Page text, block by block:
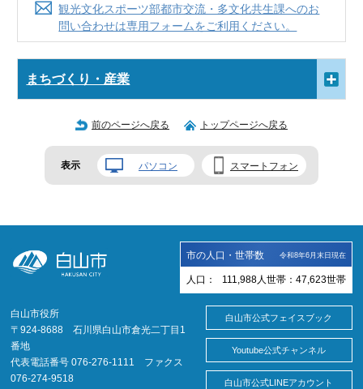
観光文化スポーツ部都市交流・多文化共生課へのお
問い合わせは専用フォームをご利用ください。
まちづくり・産業
前のページへ戻る トップページへ戻る
表示 パソコン スマートフォン
市の人口・世帯数 令和8年6月末日現在
人口： 111,988 人 世帯： 47,623世帯
白山市役所
〒924-8688 石川県白山市倉光二丁目1
番地
代表電話番号 076-276-1111 ファクス
076-274-9518
白山市公式フェイスブック
Youtube公式チャンネル
白山市公式LINEアカウント